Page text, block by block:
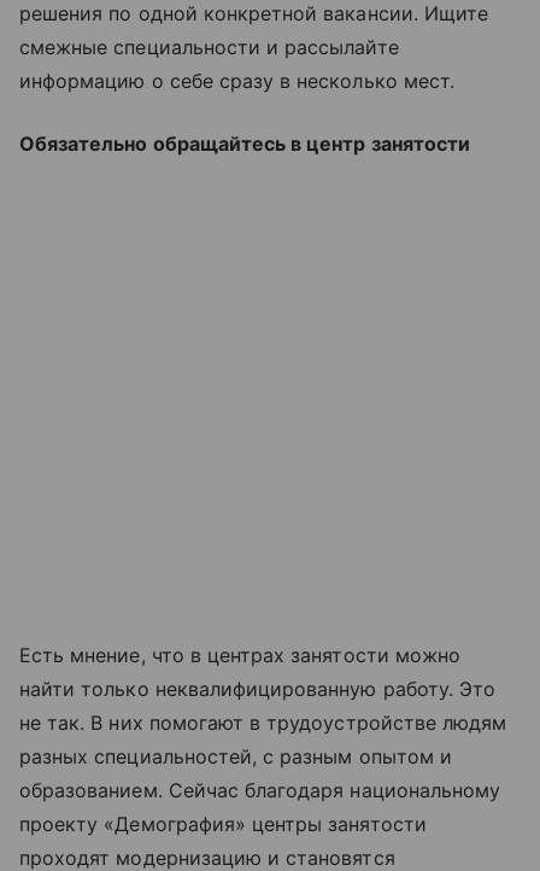
решения по одной конкретной вакансии. Ищите
смежные специальности и рассылайте
информацию о себе сразу в несколько мест.
Обязательно обращайтесь в центр занятости
Есть мнение, что в центрах занятости можно
найти только неквалифицированную работу. Это
не так. В них помогают в трудоустройстве людям
разных специальностей, с разным опытом и
образованием. Сейчас благодаря национальному
проекту «Демография» центры занятости
проходят модернизацию и становятся